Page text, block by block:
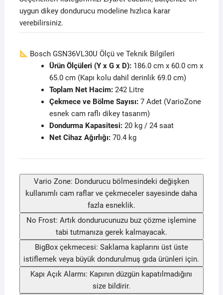
uygun dikey dondurucu modeline hızlıca karar
verebilirsiniz.
Bosch GSN36VL30U Ölçü ve Teknik Bilgileri
Ürün Ölçüleri (Y x G x D):186.0 cm x 60.0 cm x
65.0 cm (Kapı kolu dahil derinlik 69.0 cm)
Toplam Net Hacim:242 Litre
Çekmece ve Bölme Sayısı:7 Adet (VarioZone
esnek cam raflı dikey tasarım)
Dondurma Kapasitesi:20 kg / 24 saat
Net Cihaz Ağırlığı:70.4 kg
Vario Zone: Dondurucu bölmesindeki değişken
kullanımlı cam raflar ve çekmeceler sayesinde daha
fazla esneklik.
No Frost: Artık dondurucunuzu buz çözme işlemine
tabi tutmanıza gerek kalmayacak.
BigBox çekmecesi: Saklama kaplarını üst üste
istiflemek veya büyük dondurulmuş gıda ürünleri için.
Kapı Açık Alarmı: Kapının düzgün kapatılmadığını
size bildirir.